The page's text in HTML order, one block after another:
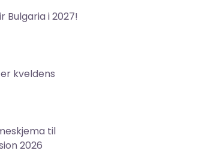
Bulgaria i 2027!
kveldens
til
2026